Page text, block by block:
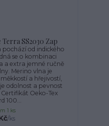
SS2030 Zap
od indického
se o kombinaci
a extra jemné ručně
Merino vlna je
a hřejivostí,
odolnost a pevnost
Oeko-Tex
100...
/ks
1 ks